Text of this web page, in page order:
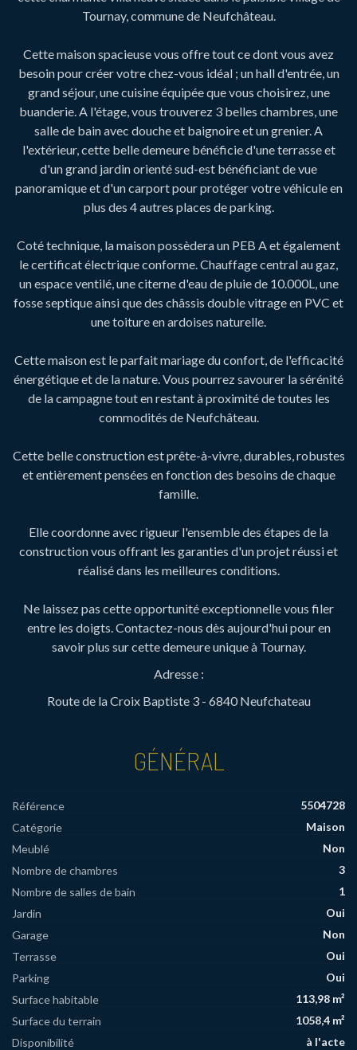
Tournay, commune de Neufchâteau.
Cette maison spacieuse vous offre tout ce dont vous avez
besoin pour créer votre chez-vous idéal ; un hall d'entrée, un
grand séjour, une cuisine équipée que vous choisirez, une
buanderie. A l'étage, vous trouverez 3 belles chambres, une
salle de bain avec douche et baignoire et un grenier. A
l'extérieur, cette belle demeure bénéficie d'une terrasse et
d'un grand jardin orienté sud-est bénéficiant de vue
panoramique et d'un carport pour protéger votre véhicule en
plus des 4 autres places de parking.
Coté technique, la maison possèdera un PEB A et également
le certificat électrique conforme. Chauffage central au gaz,
un espace ventilé, une citerne d'eau de pluie de 10.000L, une
fosse septique ainsi que des châssis double vitrage en PVC et
une toiture en ardoises naturelle.
Cette maison est le parfait mariage du confort, de l'efficacité
énergétique et de la nature. Vous pourrez savourer la sérénité
de la campagne tout en restant à proximité de toutes les
commodités de Neufchâteau.
Cette belle construction est prête-à-vivre, durables, robustes
et entièrement pensées en fonction des besoins de chaque
famille.
Elle coordonne avec rigueur l'ensemble des étapes de la
construction vous offrant les garanties d'un projet réussi et
réalisé dans les meilleures conditions.
Ne laissez pas cette opportunité exceptionnelle vous filer
entre les doigts. Contactez-nous dès aujourd'hui pour en
savoir plus sur cette demeure unique à Tournay.
Adresse :
Route de la Croix Baptiste 3 - 6840 Neufchateau
GÉNÉRAL
Référence
5504728
Catégorie
Maison
Meublé
Non
Nombre de chambres
3
Nombre de salles de bain
1
Jardin
Oui
Garage
Non
Terrasse
Oui
Parking
Oui
Surface habitable
113,98 m²
Surface du terrain
1058,4 m²
Disponibilité
à l'acte